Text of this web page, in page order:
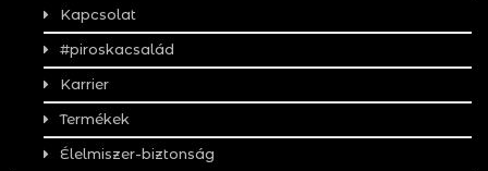
Kapcsolat
#piroskacsalád
Karrier
Termékek
Élelmiszer-biztonság